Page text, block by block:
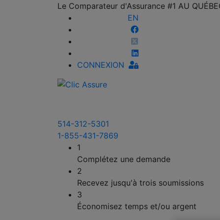
Le Comparateur d'Assurance #1 AU
EN
CONNEXION
514-312-5301
1-855-431-7869
1
Complétez une demande
2
Recevez jusqu'à trois soumissions
3
Économisez temps et/ou argent